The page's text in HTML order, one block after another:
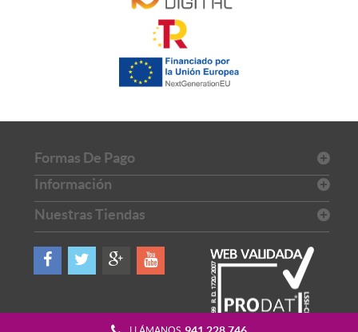
Formas De Pago
Información
Nuestras Tiendas